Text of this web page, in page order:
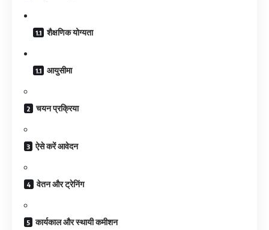
शैक्षणिक योग्यता
आयुसीमा
चयन प्रक्रिया
ऐसे करें आवेदन
वेतन और ट्रेनिंग
कार्यकाल और स्थायी कमीशन